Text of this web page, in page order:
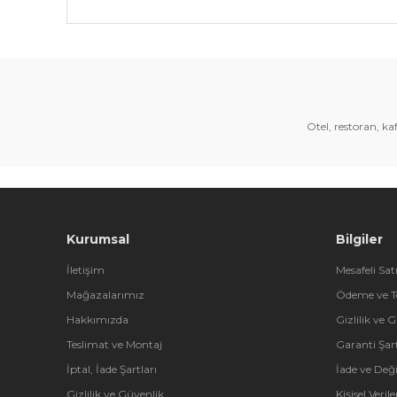
Bu ürünün fiyat bilgisi, resim, ürün
Ürün bilgilerinde hatalar bulunuyor.
Otel, restoran,
Kurumsal
İletişim
Mağazalarımız
Hakkımızda
Teslimat ve Montaj
İptal, İade Şartları
Gizlilik ve Güvenlik
Bilgiler
Mesafeli
Ödeme ve
Gizlilik ve
Garanti
İade ve
Kişisel